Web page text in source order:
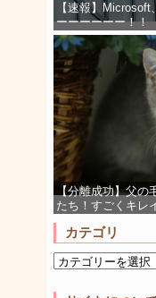
【速報】
ーーーーーー！！
【分離成功】父
たち！すごくキレ
カテゴリ